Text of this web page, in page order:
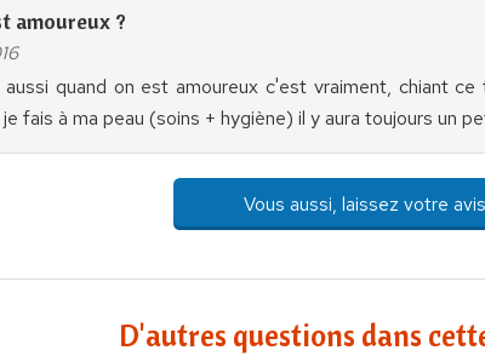
amoureux ?
aussi quand on est amoureux c'est vraiment, chiant
fais à ma peau (soins + hygiène) il y aura toujours un
Vous aussi, laissez votre
D'autres questions dans